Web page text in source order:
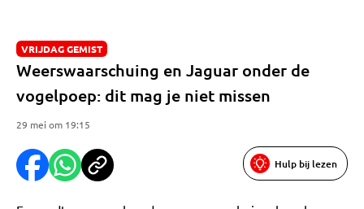
VRIJDAG GEMIST
Weerswaarschuing en Jaguar onder de
vogelpoep: dit mag je niet missen
29 mei om 19:15
Hulp bij lezen